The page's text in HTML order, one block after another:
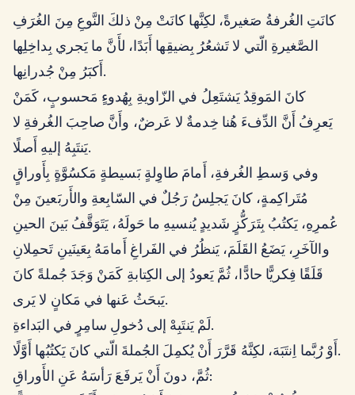
كانَتِ الغُرفةُ صَغيرةً، لكِنَّها كانَتْ مِنْ ذلكَ النَّوعِ مِنَ الغُرَفِ
الصَّغيرةِ الّتي لا تَشعُرُ بِضيقِها أَبَدًا، لأَنَّ ما يَجري بِداخِلِها
أَكبَرُ مِنْ جُدرانِها.
كانَ المَوقِدُ يَشتَعِلُ في الزّاويةِ بِهُدوءٍ مَحسوبٍ، كَمَنْ
يَعرِفُ أَنَّ الدِّفءَ هُنا خِدمةٌ لا عَرضٌ، وأَنَّ صاحِبَ الغُرفةِ لا
يَنتَبِهُ إليهِ أَصلًا.
وفي وَسطِ الغُرفةِ، أَمامَ طاوِلةٍ بَسيطةٍ مَكسُوَّةٍ بِأَوراقٍ
مُتَراكِمةٍ، كانَ يَجلِسُ رَجُلٌ في السّابِعةِ والأَربَعينَ مِنْ
عُمرِهِ، يَكتُبُ بِتَرَكُّزٍ شَديدٍ يُنسيهِ ما حَولَهُ، يَتَوَقَّفُ بَينَ الحينِ
والآخَرِ، يَضَعُ القَلَمَ، يَنظُرُ في الفَراغِ أَمامَهُ بِعَينَينِ تَحمِلانِ
قَلَقًا فِكريًّا حادًّا، ثُمَّ يَعودُ إلى الكِتابةِ كَمَنْ وَجَدَ جُملةً كانَ
يَبحَثُ عَنها في مَكانٍ لا يَرى.
لَمْ يَنتَبِهْ إلى دُخولِ سامِرٍ في البَداءةِ.
أَوْ رُبَّما اِنتَبَهَ، لكِنَّهُ قَرَّرَ أَنْ يُكمِلَ الجُملةَ الّتي كانَ يَكتُبُها أَوَّلًا.
ثُمَّ، دونَ أَنْ يَرفَعَ رَأسَهُ عَنِ الأَوراقِ: